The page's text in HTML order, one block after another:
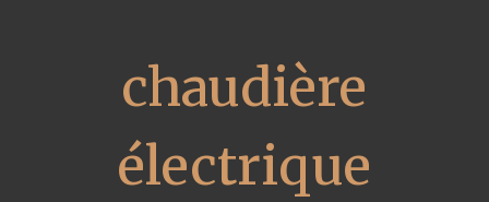
chaudière
électrique